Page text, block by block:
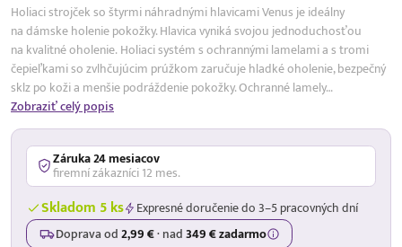
Holiaci strojček so štyrmi náhradnými hlavicami Venus je ideálny
na dámske holenie pokožky. Hlavica vyniká svojou jednoduchosťou
na kvalitné oholenie. Holiaci systém s ochrannými lamelami a s tromi
čepieľkami so zvlhčujúcim prúžkom zaručuje hladké oholenie, bezpečný
sklz po koži a menšie podráždenie pokožky. Ochranné lamely…
Zobraziť celý popis
Záruka 24 mesiacov
firemní zákazníci 12 mes.
Skladom 5 ks
Expresné doručenie do 3–5 pracovných dní
Doprava od2,99 €·nad349 € zadarmo